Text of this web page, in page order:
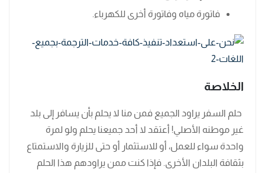
فاتورة مياه وفاتورة أخرى للكهرباء.
الخلاصة
حلم السفر يراود الجميع فمن منا لا يحلم بأن يسافر إلى بلد
غير موطنه الأصلي! أعتقد لا أحد جميعنا يحلم ولو لمرة
واحدة سواء للعمل، أو للاستثمار أو حتى للزيارة والاستمتاع
بثقافة البلدان الأخرى. فإذا كنت ممن يراودهم هذا الحلم